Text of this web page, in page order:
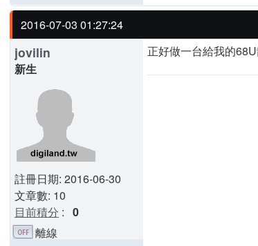
2016-07-03 01:27:24
jovilin
新生
註冊日期: 2016-06-30
文章數: 10
目前積分 : 0
正好做一台給我的
離線